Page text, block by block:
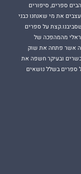
ספרים, סיפורים
את מי שאנחנו כבני
על ספרים
מהמהפכה של
אשר פתחה את שוק
ובעיקר חשפה את
ספרים בשלל נושאים